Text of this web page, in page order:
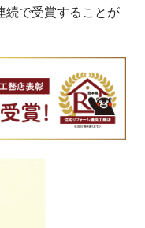
続で受賞することが